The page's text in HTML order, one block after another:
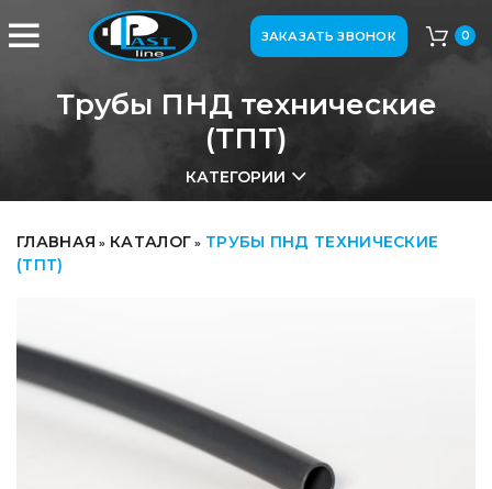
ЗАКАЗАТЬ ЗВОНОК 0
Трубы ПНД технические
(ТПТ)
КАТЕГОРИИ
ГЛАВНАЯ » КАТАЛОГ » ТРУБЫ ПНД ТЕХНИЧЕСКИЕ
(ТПТ)